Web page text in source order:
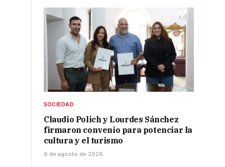
SOCIEDAD
Claudio Polich y Lourdes Sánchez
firmaron convenio para potenciar la
cultura y el turismo
6 de agosto de 2026